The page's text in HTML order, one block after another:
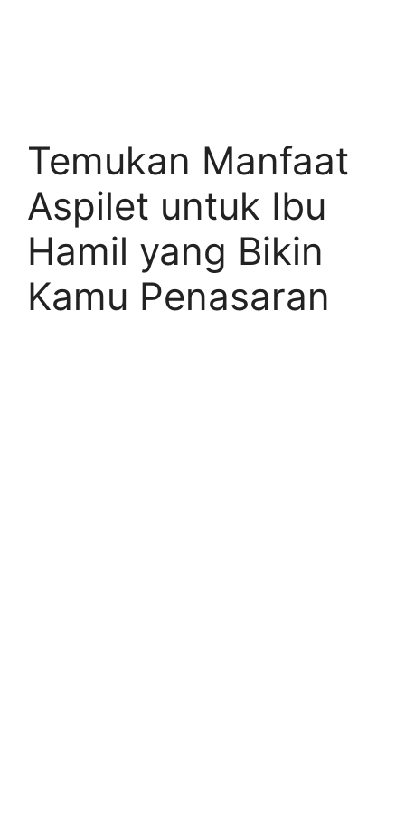
Temukan Manfaat
Aspilet untuk Ibu
Hamil yang Bikin
Kamu Penasaran